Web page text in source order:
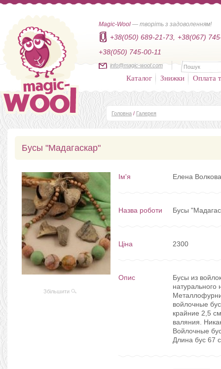
Magic-Wool — творіть з задоволенням!
+38(050) 689-21-73,
+38(067)
+38(050) 745-00-11
info@magic-wool.com
Каталог Знижки Оплата
Головна / Галерея
Бусы "Мадагаскар"
Збільшити
Ім'я Елена Волкова
Назва роботи Бусы
Ціна 2300
Опис
Бусы из
войлочные
крайние 2,5
валяния.
Войлочные
Длина бус 67